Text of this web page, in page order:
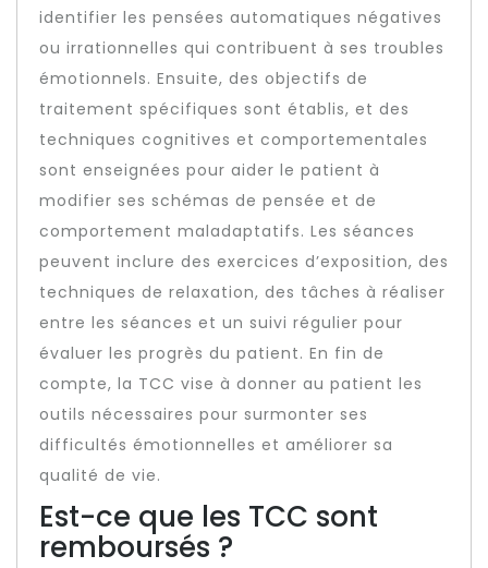
identifier les pensées automatiques négatives
ou irrationnelles qui contribuent à ses troubles
émotionnels. Ensuite, des objectifs de
traitement spécifiques sont établis, et des
techniques cognitives et comportementales
sont enseignées pour aider le patient à
modifier ses schémas de pensée et de
comportement maladaptatifs. Les séances
peuvent inclure des exercices d’exposition, des
techniques de relaxation, des tâches à réaliser
entre les séances et un suivi régulier pour
évaluer les progrès du patient. En fin de
compte, la TCC vise à donner au patient les
outils nécessaires pour surmonter ses
difficultés émotionnelles et améliorer sa
qualité de vie.
Est-ce que les TCC sont
remboursés ?